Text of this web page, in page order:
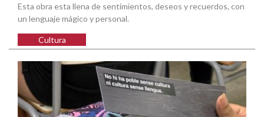
Esta obra esta llena de sentimientos, deseos y recuerdos, con
un lenguaje mágico y personal.
Cultura